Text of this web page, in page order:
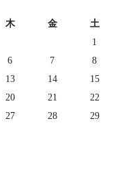
木 金 土
1
6 7
8
13 14
15
20 21
22
27 28
29